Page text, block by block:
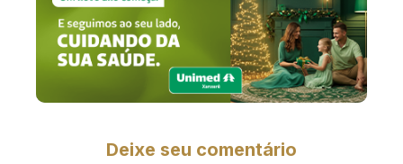
Deixe seu comentário